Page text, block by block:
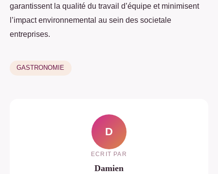
garantissent la qualité du travail d’équipe et minimisent
l’impact environnemental au sein des societale
entreprises.
GASTRONOMIE
D
ECRIT PAR
Damien